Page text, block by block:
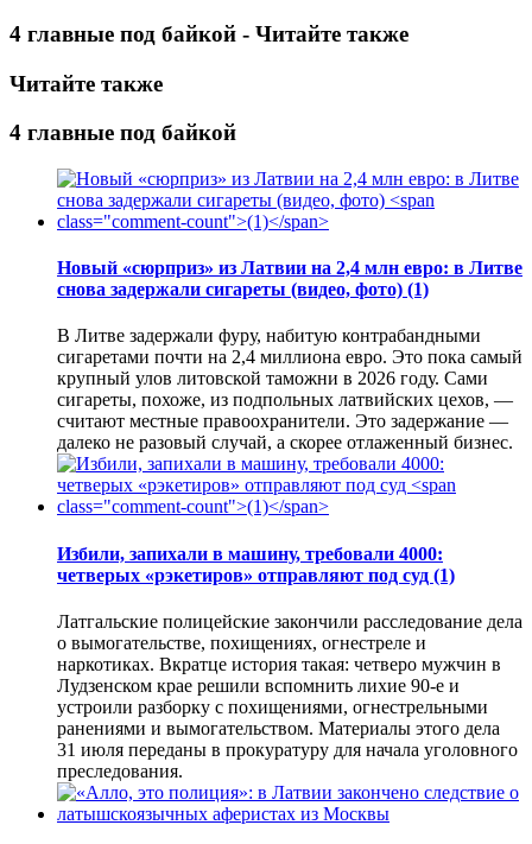
4 главные под байкой - Читайте также
Читайте также
4 главные под байкой
Новый «сюрприз» из Латвии на 2,4 млн евро: в Литве
снова задержали сигареты (видео, фото) (1)
В Литве задержали фуру, набитую контрабандными
сигаретами почти на 2,4 миллиона евро. Это пока самый
крупный улов литовской таможни в 2026 году. Сами
сигареты, похоже, из подпольных латвийских цехов, —
считают местные правоохранители. Это задержание —
далеко не разовый случай, а скорее отлаженный бизнес.
Избили, запихали в машину, требовали 4000:
четверых «рэкетиров» отправляют под суд (1)
Латгальские полицейские закончили расследование дела
о вымогательстве, похищениях, огнестреле и
наркотиках. Вкратце история такая: четверо мужчин в
Лудзенском крае решили вспомнить лихие 90-е и
устроили разборку с похищениями, огнестрельными
ранениями и вымогательством. Материалы этого дела
31 июля переданы в прокуратуру для начала уголовного
преследования.